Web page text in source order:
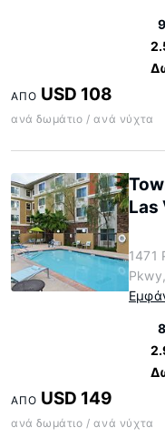
ΑΠΌ USD 108
ανά δωμάτιο / ανά νύχτα
Las
1471
ΑΠΌ USD 149
ανά δωμάτιο / ανά νύχτα